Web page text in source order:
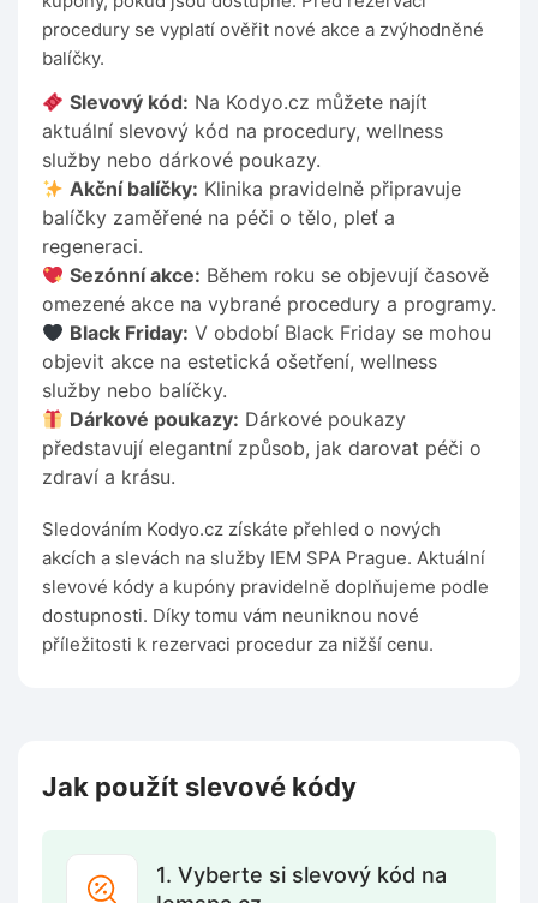
procedury se vyplatí ověřit nové akce a zvýhodněné
balíčky.
Slevový kód: Na Kodyo.cz můžete najít
aktuální slevový kód na procedury, wellness
služby nebo dárkové poukazy.
Akční balíčky: Klinika pravidelně připravuje
balíčky zaměřené na péči o tělo, pleť a
regeneraci.
Sezónní akce: Během roku se objevují časově
omezené akce na vybrané procedury a programy.
Black Friday: V období Black Friday se mohou
objevit akce na estetická ošetření, wellness
služby nebo balíčky.
Dárkové poukazy: Dárkové poukazy
představují elegantní způsob, jak darovat péči o
zdraví a krásu.
Sledováním Kodyo.cz získáte přehled o nových
akcích a slevách na služby IEM SPA Prague. Aktuální
slevové kódy a kupóny pravidelně doplňujeme podle
dostupnosti. Díky tomu vám neuniknou nové
příležitosti k rezervaci procedur za nižší cenu.
Jak použít slevové kódy
1. Vyberte si slevový kód na